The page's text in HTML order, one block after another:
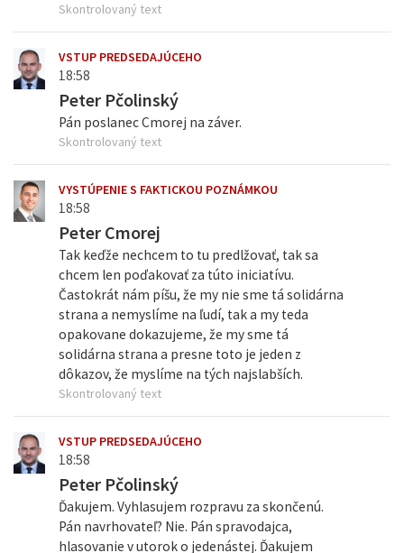
Skontrolovaný text
VSTUP PREDSEDAJÚCEHO
18:58
Peter Pčolinský
Pán poslanec Cmorej na záver.
Skontrolovaný text
VYSTÚPENIE S FAKTICKOU POZNÁMKOU
18:58
Peter Cmorej
Tak keďže nechcem to tu predlžovať, tak sa
chcem len poďakovať za túto iniciatívu.
Častokrát nám píšu, že my nie sme tá solidárna
strana a nemyslíme na ľudí, tak a my teda
opakovane dokazujeme, že my sme tá
solidárna strana a presne toto je jeden z
dôkazov, že myslíme na tých najslabších.
Skontrolovaný text
VSTUP PREDSEDAJÚCEHO
18:58
Peter Pčolinský
Ďakujem. Vyhlasujem rozpravu za skončenú.
Pán navrhovateľ? Nie. Pán spravodajca,
hlasovanie v utorok o jedenástej. Ďakujem